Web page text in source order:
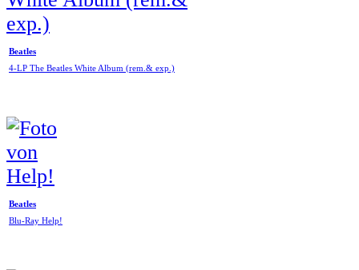
Beatles
4-LP The Beatles White Album (rem.& exp.)
Beatles
Blu-Ray Help!